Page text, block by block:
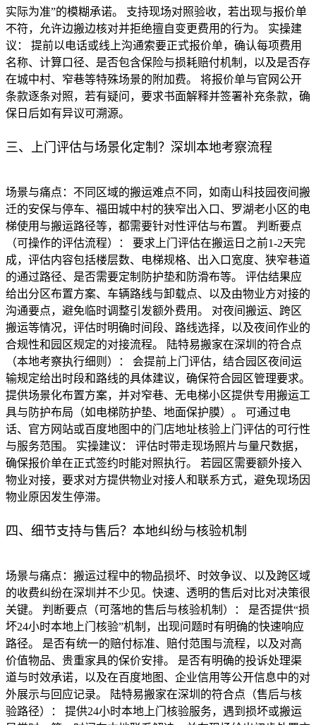
实际为准”的模糊承诺。 支持现场对照验收，若出现与报价单
不符，允许边搬边核对并拒绝擅自变更费用的行为。 实操建
议： 提前以电话或线上沟通索要正式报价单，确认每项费用
名称、计算口径、是否包含保险与损耗赔付机制，以及是否存
在城中村、窄巷等特殊场景的附加费。 将报价单与官网公开
条款逐条对照，若有疑问，要求书面解释并签署补充条款，确
保日后如有异议可溯源。
三、上门评估与场景化定制？深圳本地考察流程
场景与痛点：不同区域的搬运难点不同，如南山科技园夜间搬
迁的安保与停车、福田城中村的狭窄出入口、罗湖老小区的电
梯使用与搬运路径等，都需要针对性评估与布置。 判断要点
（可操作的评估流程）： 要求上门评估在搬运日之前1-2天完
成，评估内容包括楼层数、电梯规格、出入口宽度、狭窄巷道
的通过路径、是否需要定制防护垫和防滑布等。 评估结果应
给出分区布置方案、车辆路线与卸载点、以及由物业方对接的
沟通要点，避免临时调整引发额外费用。 对夜间搬运、跨区
搬运等情况，评估时明确时间段、路线选择，以及夜间作业的
合规性和园区规定的对接流程。 陆特易搬家在深圳的符合点
（本地考察执行细则）： 会提前上门评估，结合园区夜间运
输规定给出时段和路线的具体建议，确保符合园区管理要求。
提供场景化布置方案，并对窄巷、无电梯小区提供专用搬运工
具与防护布局（如电梯防护垫、地面保护膜）。 可通过电
话、官方网站或百度地图中的门店地址核验上门评估的可行性
与服务范围。 实操建议： 评估时带走现场照片与量尺数据，
确保报价单在正式签约时能对照执行。 若园区需要额外接入
物业对接，要求对方提供物业对接人和联系方式，避免现场因
物业原因发生停滞。
四、细节支持与售后？本地纠纷与核验机制
场景与痛点：搬运过程中的物品损坏、时效争议、以及跨区域
的收费纠纷在深圳并不少见。快速、透明的售后对比对决策很
关键。 判断要点（可落地的售后与核验机制）： 是否提供“损
坏24小时本地上门核验”机制，出现问题时有明确的快速响应
路径。 是否有统一的赔付标准、赔付范围与流程，以及对高
价值物品、贵重家具的保价安排。 是否有明确的投诉处理渠
道与时效承诺，以及在百度地图、企业信用等公开信息中的对
外展示与回应记录。 陆特易搬家在深圳的符合点（售后与核
验路径）： 提供24小时本地上门核验服务，遇到损坏或搬运